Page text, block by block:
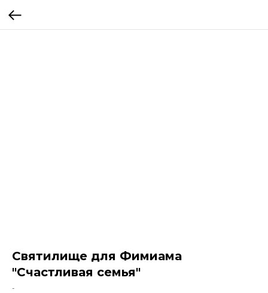
Святилище для Фимиама
"Счастливая семья"
-